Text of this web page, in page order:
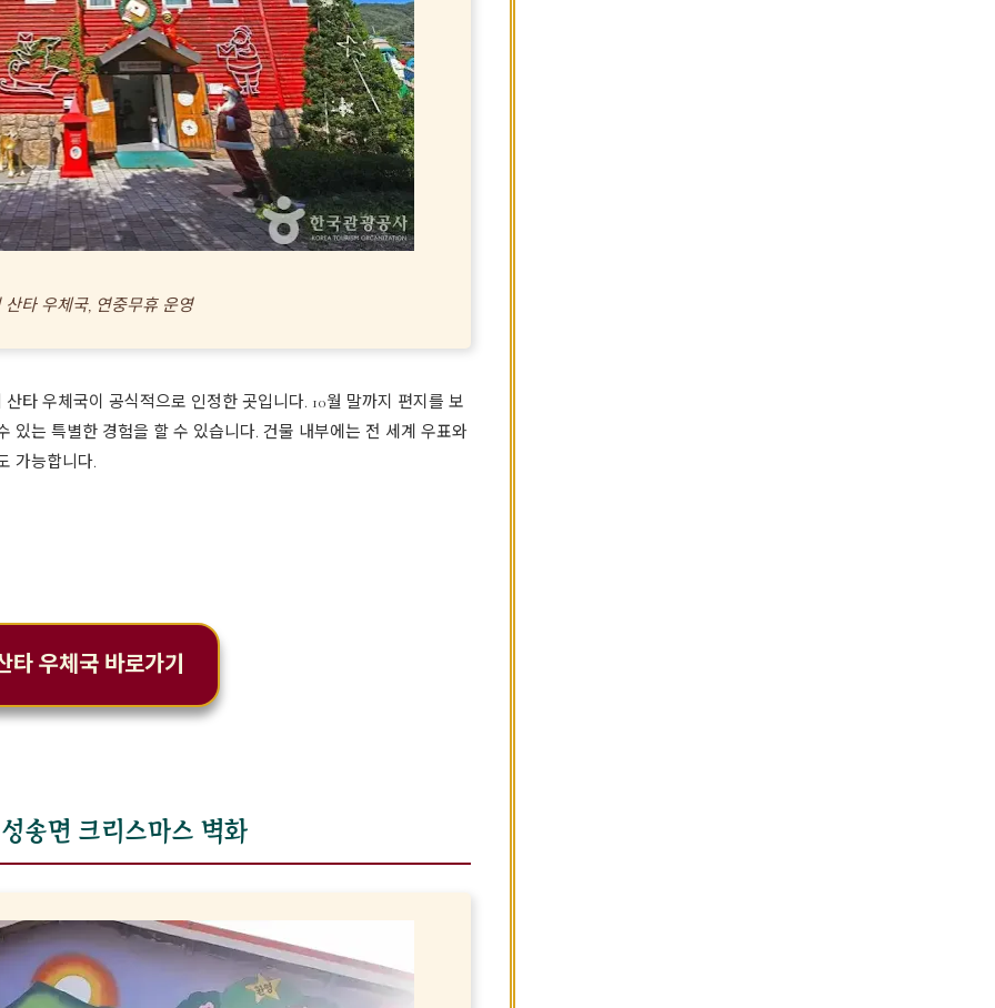
타 우체국, 연중무휴 운영
타 우체국이 공식적으로 인정한 곳입니다. 10월 말까지 편지를 보
있는 특별한 경험을 할 수 있습니다. 건물 내부에는 전 세계 우표와
가능합니다.
타 우체국 바로가기
송면 크리스마스 벽화